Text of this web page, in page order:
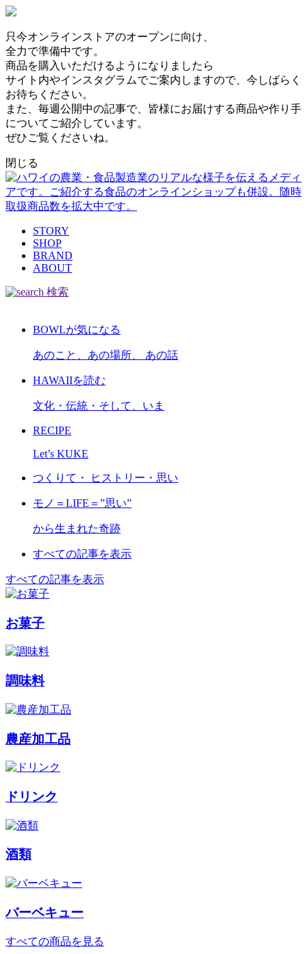
只今オンラインストアのオープンに向け、
全力で準備中です。
商品を購入いただけるようになりましたら
サイト内やインスタグラムでご案内しますので、今しばらく
お待ちください。
また、毎週公開中の記事で、皆様にお届けする商品や作り手
についてご紹介しています。
ぜひご覧くださいね。
閉じる
STORY
SHOP
BRAND
ABOUT
検索
BOWLが気になる
あのこと、あの場所、 あの話
HAWAIIを読む
文化・伝統・そして、いま
RECIPE
Let’s KUKE
つくりて・ ヒストリー・思い
モノ＝LIFE＝”思い”
から生まれた奇跡
すべての記事を表示
すべての記事を表示
お菓子
調味料
農産加工品
ドリンク
酒類
バーベキュー
すべての商品を見る